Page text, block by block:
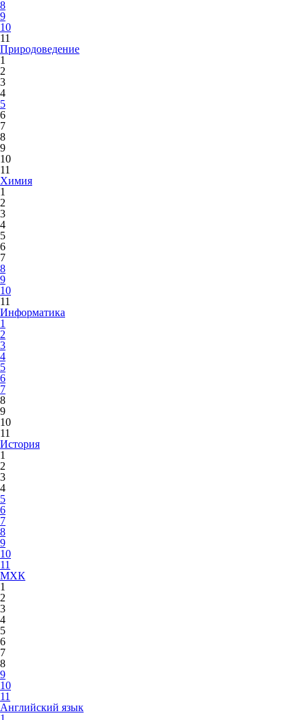
8
9
10
11
Природоведение
1
2
3
4
5
6
7
8
9
10
11
Химия
1
2
3
4
5
6
7
8
9
10
11
Информатика
1
2
3
4
5
6
7
8
9
10
11
История
1
2
3
4
5
6
7
8
9
10
11
МХК
1
2
3
4
5
6
7
8
9
10
11
Английский язык